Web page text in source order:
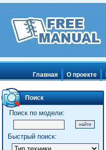
Главная О проекте
Поиск
Поиск по модели:
Быстрый поиск: